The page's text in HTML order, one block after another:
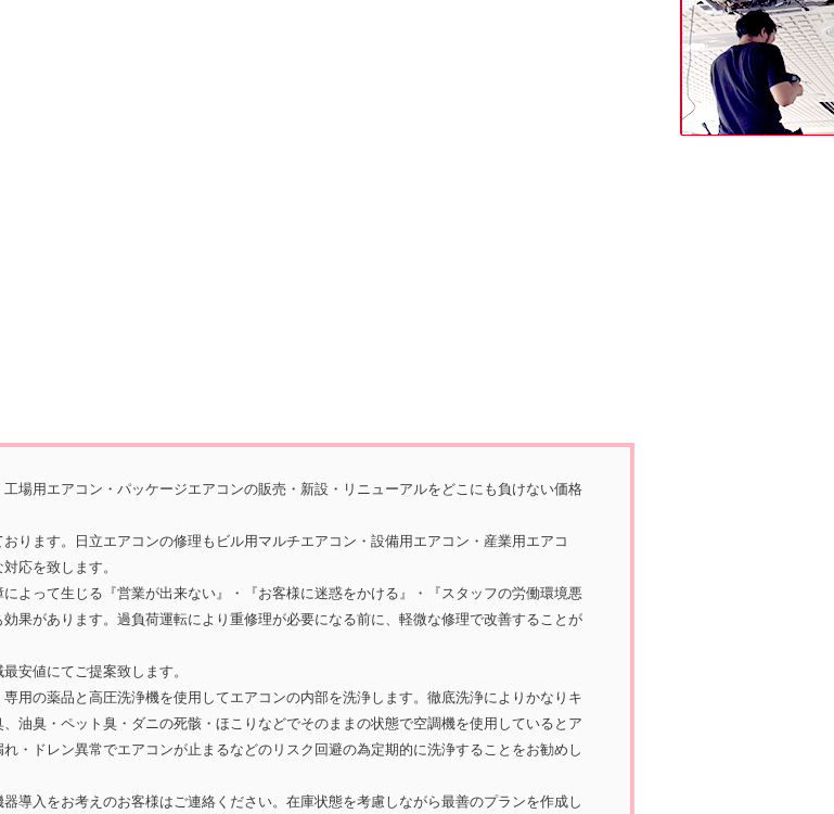
場用エアコン・パッケージエアコンの販売・新設・リニューアルをどこにも負けない価格
ります。日立エアコンの修理もビル用マルチエアコン・設備用エアコン・産業用エアコ
応を致します。
よって生じる『営業が出来ない』・『お客様に迷惑をかける』・『スタッフの労働環境悪
果があります。過負荷運転により重修理が必要になる前に、軽微な修理で改善することが
安値にてご提案致します。
用の薬品と高圧洗浄機を使用してエアコンの内部を洗浄します。徹底洗浄によりかなりキ
油臭・ペット臭・ダニの死骸・ほこりなどでそのままの状態で空調機を使用しているとア
・ドレン異常でエアコンが止まるなどのリスク回避の為定期的に洗浄することをお勧めし
導入をお考えのお客様はご連絡ください。在庫状態を考慮しながら最善のプランを作成し